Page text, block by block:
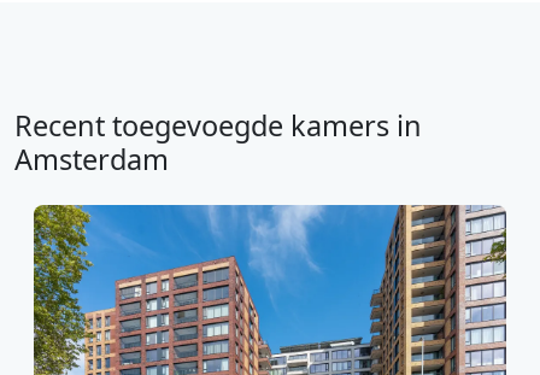
Recent toegevoegde kamers in
Amsterdam